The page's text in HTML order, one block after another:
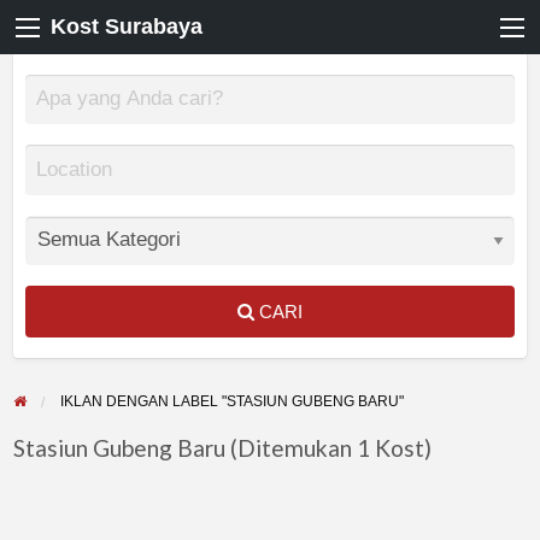
Kost Surabaya
CARI
IKLAN DENGAN LABEL "STASIUN GUBENG BARU"
Stasiun Gubeng Baru (Ditemukan 1 Kost)